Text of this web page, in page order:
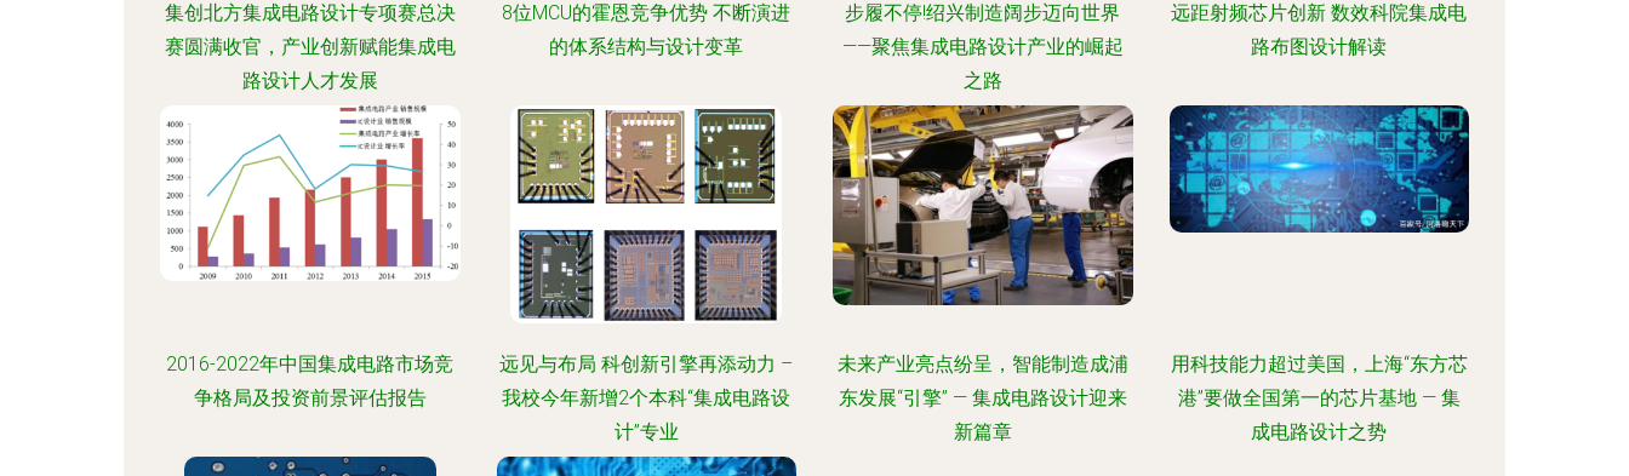
集创北方集成电路设计专项赛总决
赛圆满收官，产业创新赋能集成电
路设计人才发展
8位MCU的霍恩竞争优势 不断演进
的体系结构与设计变革
步履不停!绍兴制造阔步迈向世界
——聚焦集成电路设计产业的崛起
之路
远距射频芯片创新 数效科院集成电
路布图设计解读
2016-2022年中国集成电路市场竞
争格局及投资前景评估报告
远见与布局 科创新引擎再添动力 –
我校今年新增2个本科“集成电路设
计”专业
未来产业亮点纷呈，智能制造成浦
东发展“引擎” — 集成电路设计迎来
新篇章
用科技能力超过美国，上海“东方芯
港”要做全国第一的芯片基地 — 集
成电路设计之势